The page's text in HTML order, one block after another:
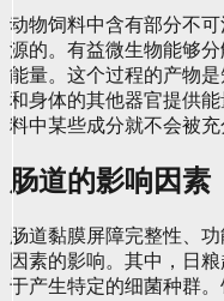
动物饲料中含有部分不
源的。有益微生物能够
能量。这个过程的产物
和身体的其他器官提供
料中某些成分就不会被充
肠道的影响因素
肠道黏膜屏障完整性、
因素的影响。其中，日
于产生特定的细菌种群